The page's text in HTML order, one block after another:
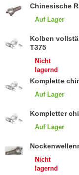
Chinesische
Auf Lager
Kolben
T375
Nicht
lagernd
Komplette
Auf Lager
Kompletter
Auf Lager
Nicht
lagernd